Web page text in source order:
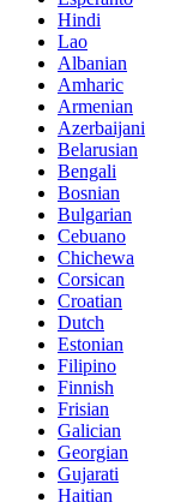
Hindi
Lao
Albanian
Amharic
Armenian
Azerbaijani
Belarusian
Bengali
Bosnian
Bulgarian
Cebuano
Chichewa
Corsican
Croatian
Dutch
Estonian
Filipino
Finnish
Frisian
Galician
Georgian
Gujarati
Haitian